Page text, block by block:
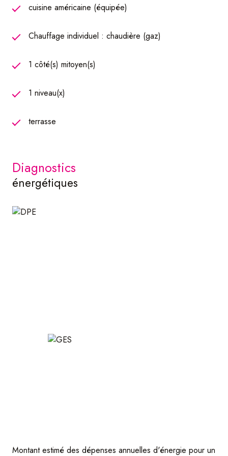
famille ou entre amis
stockage
Les points à retenir :
- trois grandes chambres
- chaudière à condensation gaz
Immobilier pour plus d'informations.
cuisine américaine (équipée)
Chauffage individuel : chaudière (gaz)
1 côté(s) mitoyen(s)
1 niveau(x)
terrasse
diagnostics
énergétiques
Montant estimé des dépenses annuelles d'énergie pour un